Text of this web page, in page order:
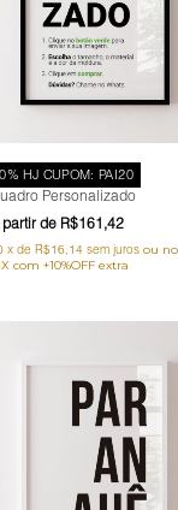
HJ CUPOM: PAI20
Personalizado
R$161,42
x de R$16,14 sem juros